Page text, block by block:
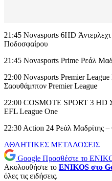
21:45 Novasports 6HD
Ποδοσφαίρου
21:45 Novasports Prime Ρεάλ
22:00 Novasports Premier League
Σαουθάμπτον Premier League
22:00 COSMOTE SPORT 3 HD
EFL League One
22:30 Action 24 Ρεάλ Μαδρίτης
ΑΘΛΗΤΙΚΕΣ ΜΕΤΑΔΟΣΕΙΣ
Google Προσθέστε το
Ακολουθήστε το ENIKOS στο
όλες τις ειδήσεις.